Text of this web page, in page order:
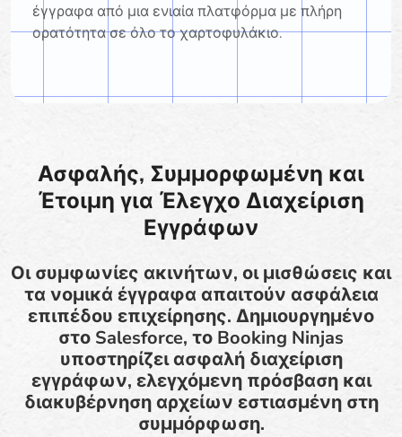
έγγραφα από μια ενιαία πλατφόρμα με πλήρη
ορατότητα σε όλο το χαρτοφυλάκιο.
Ασφαλής, Συμμορφωμένη και
Έτοιμη για Έλεγχο Διαχείριση
Εγγράφων
Οι συμφωνίες ακινήτων, οι μισθώσεις και
τα νομικά έγγραφα απαιτούν ασφάλεια
επιπέδου επιχείρησης. Δημιουργημένο
στο Salesforce, το Booking Ninjas
υποστηρίζει ασφαλή διαχείριση
εγγράφων, ελεγχόμενη πρόσβαση και
διακυβέρνηση αρχείων εστιασμένη στη
συμμόρφωση.